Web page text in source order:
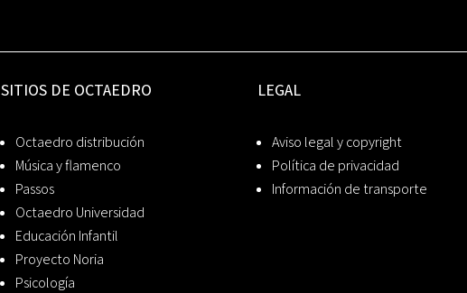
SITIOS DE OCTAEDRO
Octaedro distribución
Música y flamenco
Passos
Octaedro Universidad
Educación Infantil
Proyecto Noria
Psicología
LEGAL
Aviso legal y copyright
Política de privacidad
Información de transporte